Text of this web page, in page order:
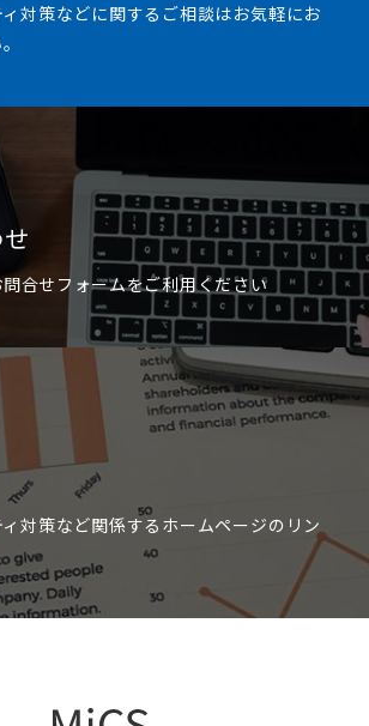
対策などに関するご相談はお気軽にお
合せフォームをご利用ください
対策など関係するホームページのリン